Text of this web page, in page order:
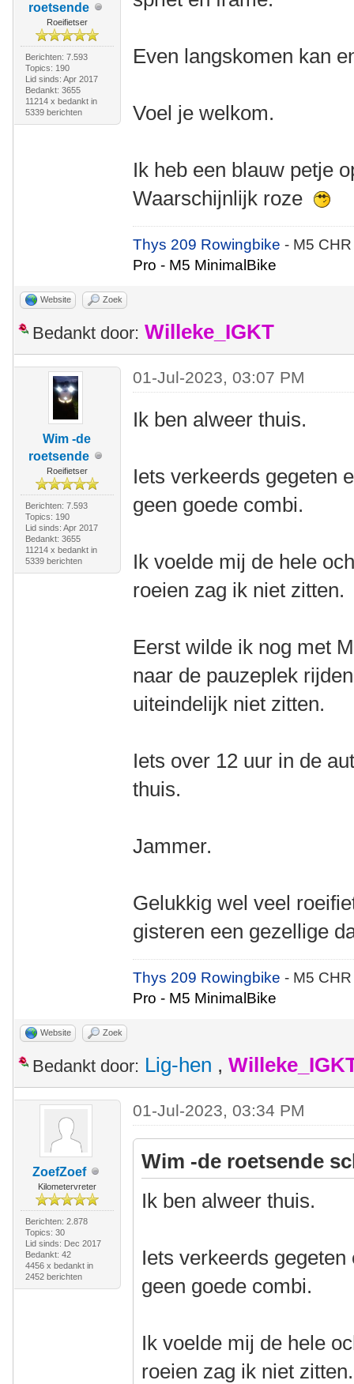
roetsende
Roeifietser
Berichten: 7.593
Topics: 190
Lid sinds: Apr 2017
Bedankt: 3655
11214 x bedankt in
5339 berichten
Even langskomen kan
Voel je welkom.
Ik heb een blauw petje
Waarschijnlijk roze
Thys 209 Rowingbike- M5
Pro - M5 MinimalBike
Website Zoek
Bedankt door: Willeke_IGKT
Wim -de
roetsende
Roeifietser
Berichten: 7.593
Topics: 190
Lid sinds: Apr 2017
Bedankt: 3655
11214 x bedankt in
5339 berichten
01-Jul-2023, 03:07 PM
Ik ben alweer thuis.
Iets verkeerds gegeten
geen goede combi.
Ik voelde mij de hele
roeien zag ik niet zitten.
Eerst wilde ik nog met
naar de pauzeplek
uiteindelijk niet zitten.
Iets over 12 uur in de
thuis.
Jammer.
Gelukkig wel veel
gisteren een gezellige
Thys 209 Rowingbike- M5
Pro - M5 MinimalBike
Website Zoek
Bedankt door: Lig-hen ,
ZoefZoef
Kilometervreter
Berichten: 2.878
Topics: 30
Lid sinds: Dec 2017
Bedankt: 42
4456 x bedankt in
2452 berichten
01-Jul-2023, 03:34 PM
Wim -de roetsende
Ik ben alweer thuis.
Iets verkeerds
geen goede combi.
Ik voelde mij de hele
roeien zag ik niet zitten.